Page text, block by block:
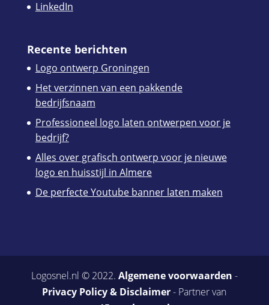
LinkedIn
Recente berichten
Logo ontwerp Groningen
Het verzinnen van een pakkende
bedrijfsnaam
Professioneel logo laten ontwerpen voor je
bedrijf?
Alles over grafisch ontwerp voor je nieuwe
logo en huisstijl in Almere
De perfecte Youtube banner laten maken
Logosnel.nl © 2022. Algemene voorwaarden -
Privacy Policy & Disclaimer- Partner van